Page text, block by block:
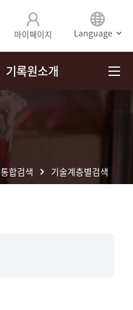
마이페이지 Language
기록원소개
통합검색 기술계층별검색